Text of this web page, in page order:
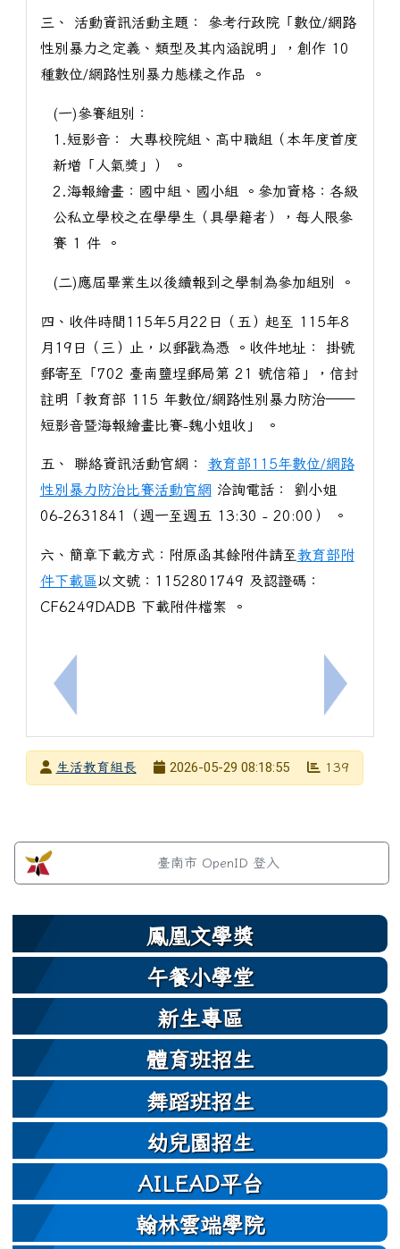
上一筆：轉知，臺南市幼獅青年志願服務協會辦理
三、 活動資訊活動主題： 參考行政院「數位/網路
性別暴力之定義、類型及其內涵說明」，創作 10
種數位/網路性別暴力態樣之作品 。
(一)參賽組別：
1.短影音： 大專校院組、高中職組（本年度首度
新增「人氣獎」） 。
2.海報繪畫：國中組、國小組 。參加資格：各級
公私立學校之在學學生（具學籍者），每人限參
賽 1 件 。
(二)應屆畢業生以後續報到之學制為參加組別 。
四、收件時間115年5月22日（五）起至 115年8
月19日（三）止，以郵戳為憑 。收件地址： 掛號
郵寄至「702 臺南鹽埕郵局第 21 號信箱」，信封
註明「教育部 115 年數位/網路性別暴力防治——
短影音暨海報繪畫比賽-魏小姐收」 。
五、 聯絡資訊活動官網： 教育部115年數位/網路
性別暴力防治比賽活動官網 洽詢電話： 劉小姐
06-2631841（週一至週五 13:30 - 20:00） 。
六、簡章下載方式：附原函其餘附件請至教育部附
件下載區 以文號：1152801749 及認證碼：
CF6249DADB 下載附件檔案 。
下一筆：
發布者生活教育組長
2026-05-29 08:18:55 139
左邊區域內容
臺南市 OpenID 登入
鳳凰文學獎
午餐小學堂
新生專區
體育班招生
舞蹈班招生
幼兒園招生
AILEAD平台
翰林雲端學院